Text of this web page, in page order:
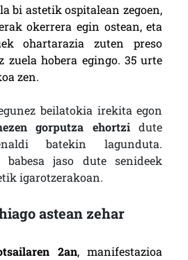
bi astetik ospitalean zegoen,
okerrera egin ostean, eta
ohartarazia zuten preso
zuela hobera egingo. 35 urte
zen.
beilatokia irekita egon
gorputza ehortzidute
batekin lagunduta.
babesa jaso dute senideek
igarotzerakoan.
astean zehar
2an, manifestazioa